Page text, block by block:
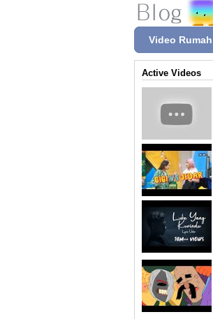
Video Rumah
Active Videos